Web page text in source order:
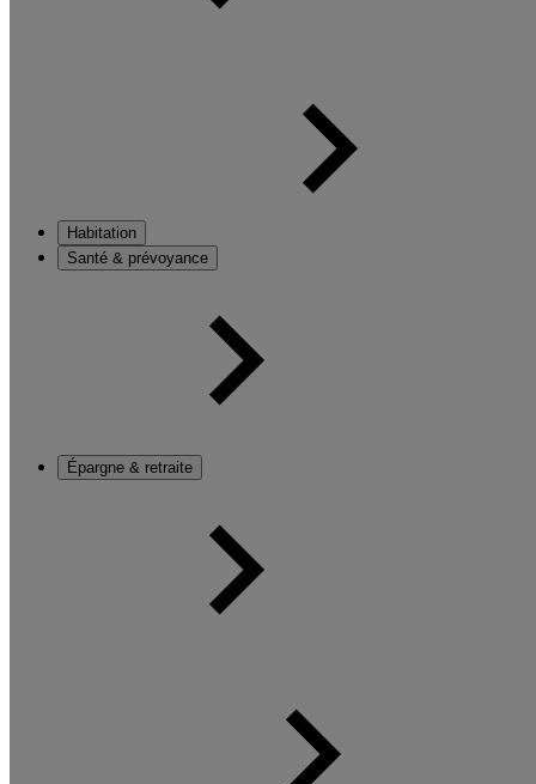
Habitation
Santé & prévoyance
Épargne & retraite